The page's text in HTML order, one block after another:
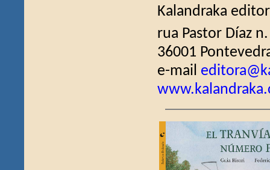
Kalandraka
rua Pastor Díaz
36001
e-mail